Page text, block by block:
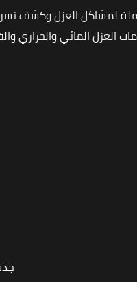
لمشاكل العزل وكشف
العزل المائي والحراري